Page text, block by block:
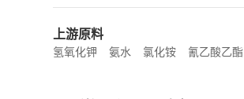
上游原料
氢氧化钾 氨水 氯化铵 氰乙酸乙酯